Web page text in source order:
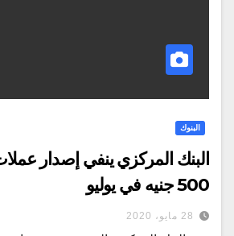
البنوك
البنك المركزي ينفي إصدار
500 جنيه في يوليو
28 مايو، 2020